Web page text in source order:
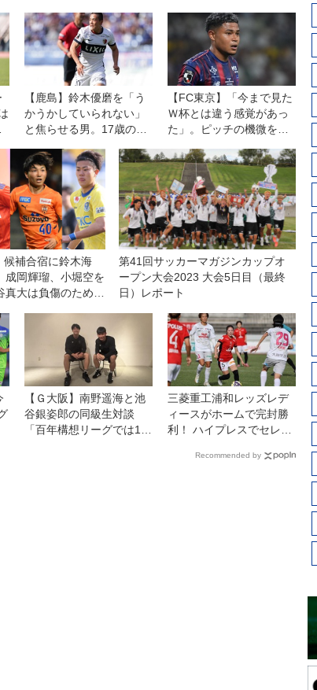
歩及ばず◎J１開幕戦
【鹿島】鈴木優磨を「う
かうかしていられない」
と焦らせる男。17歳のゴ
得点とともに目指すもの
「頑張って走って守備が
できる人になりたい」
【FC東京】「今まで見た
Ｗ杯とは違う感覚があっ
た」。ピッチの機微を読
を生むバングーナガンデ
佳史扶、その復活がチー
ムをさらに前進させる！
候補合宿に鈴木海
成岡輝瑠、小堀空を
真大は負傷のため不
第41回サッカーマガジンカップオ
ープン大会2023 大会5日目（最終
日）レポート
【Ｇ大阪】南野遥海と池
谷銀姿郎の同級生対談
「百年構想リーグでは10
三菱重工浦和レッズレデ
ィースがホームで完封勝
利！ ハイプレスでセレッ
スを攻守に圧倒◎WEリー
Recommended by